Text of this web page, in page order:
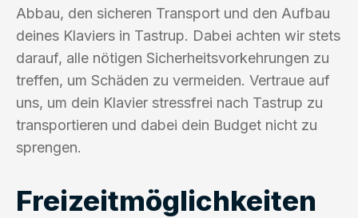
Abbau, den sicheren Transport und den Aufbau
deines Klaviers in Tastrup. Dabei achten wir stets
darauf, alle nötigen Sicherheitsvorkehrungen zu
treffen, um Schäden zu vermeiden. Vertraue auf
uns, um dein Klavier stressfrei nach Tastrup zu
transportieren und dabei dein Budget nicht zu
sprengen.
Freizeitmöglichkeiten